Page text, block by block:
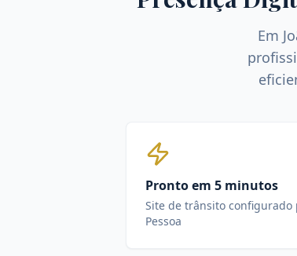
Em
Pronto em 5 minutos
Site de trânsito configurado
Pessoa